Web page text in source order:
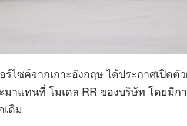
ร์ไซค์จากเกาะอังกฤษ ได้ประกาศเปิด
าแทนที่ โมเดล RR ของบริษัท โดยมี
ดิม